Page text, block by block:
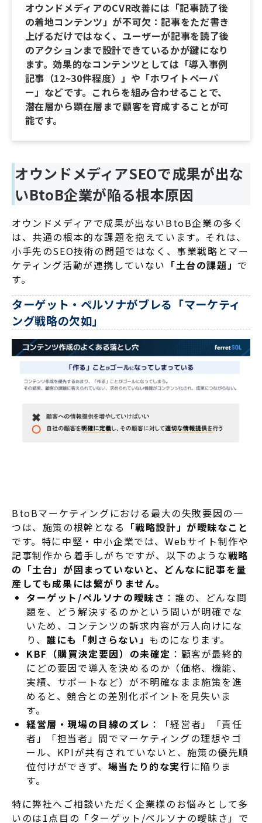
オウンドメディアのCVR改善には「記事読了後
の着地コンテンツ」が不可欠：記事をただ書き
上げるだけではなく、ユーザーが記事を読了後
のアクションまで設計できているかが鍵になり
ます。効果的なコンテンツとしては「導入事例
記事（12~30件程度）」や「ホワイトペーパ
ー」などです。これらを組み合わせることで、
潜在層から顕在層まで顧客を育成することが可
能です。
オウンドメディアSEOで成果が出な
いBtoB企業が陥る根本原因
オウンドメディアで成果が出ないBtoB企業の多く
は、共通の根本的な課題を抱えています。それは、
小手先のSEO技術の問題ではなく、事業戦略とマー
ケティング活動が連携していない 「土台の課題」 で
す。
ターゲット・ペルソナがブレる「マーケティ
ング戦略の欠如」
BtoBマーケティングにおける最大の失敗要因の一
つは、施策の根幹となる 「戦略設計」が曖昧なこと
です。特に中堅・中小企業では、Webサイト制作や
記事制作から着手しがちですが、以下のような戦略
の「土台」が固まっていないと、どんなに記事を量
産しても成果には繋がりません。
ターゲット/ペルソナの曖昧さ ：誰の、どんな問
題を、どう解決するのかという問いが明確でな
いため、コンテンツの訴求内容が万人向けにな
り、誰にも「刺さらない」 ものになります。
KBF（購買決定要因）の未確定 ：顧客が最終的
にどの要因で導入を決めるのか（価格、機能、
実績、サポートなど）が不明確なまま施策を進
めると、競合との差別化ポイントを見失いま
す。
経営層・現場の目線のズレ ：「経営者」「責任
者」「担当者」間でマーケティングの理想やゴ
ール、KPIが共有されていないと、施策の優先順
位付けができず、 場当たり的な実行に陥りま
す。
特に弊社へご相談いただく企業様のお悩みとして多
いのは1点目の「ターゲット/ペルソナの曖昧さ」で